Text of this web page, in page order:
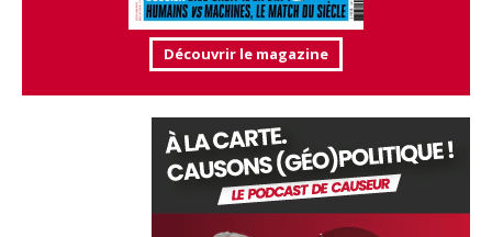
Découvrir le magazine